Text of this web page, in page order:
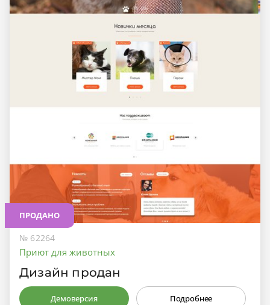
ПРОДАНО
№ 62264
Приют для животных
Дизайн продан
Демоверсия Подробнее